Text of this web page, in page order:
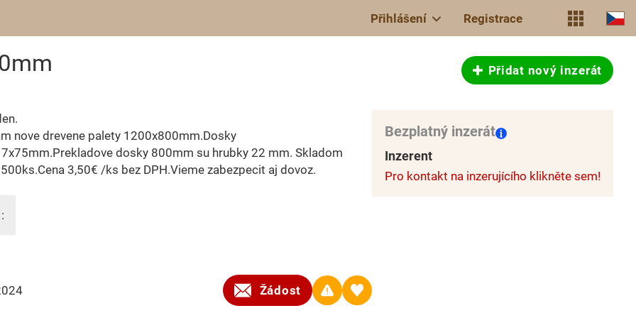
Přihlášení Registrace
Přidat nový inzerát
nove drevene palety 1200x800mm.Dosky
dosky 800mm su hrubky 22 mm. Skladom
3,50€ /ks bez DPH.Vieme zabezpecit aj dovoz.
Žádost
Bezplatný inzerát
Inzerent
Pro kontakt na inzerujícího klikněte sem!